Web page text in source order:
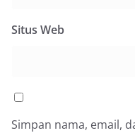
Situs Web
Simpan nama, email,